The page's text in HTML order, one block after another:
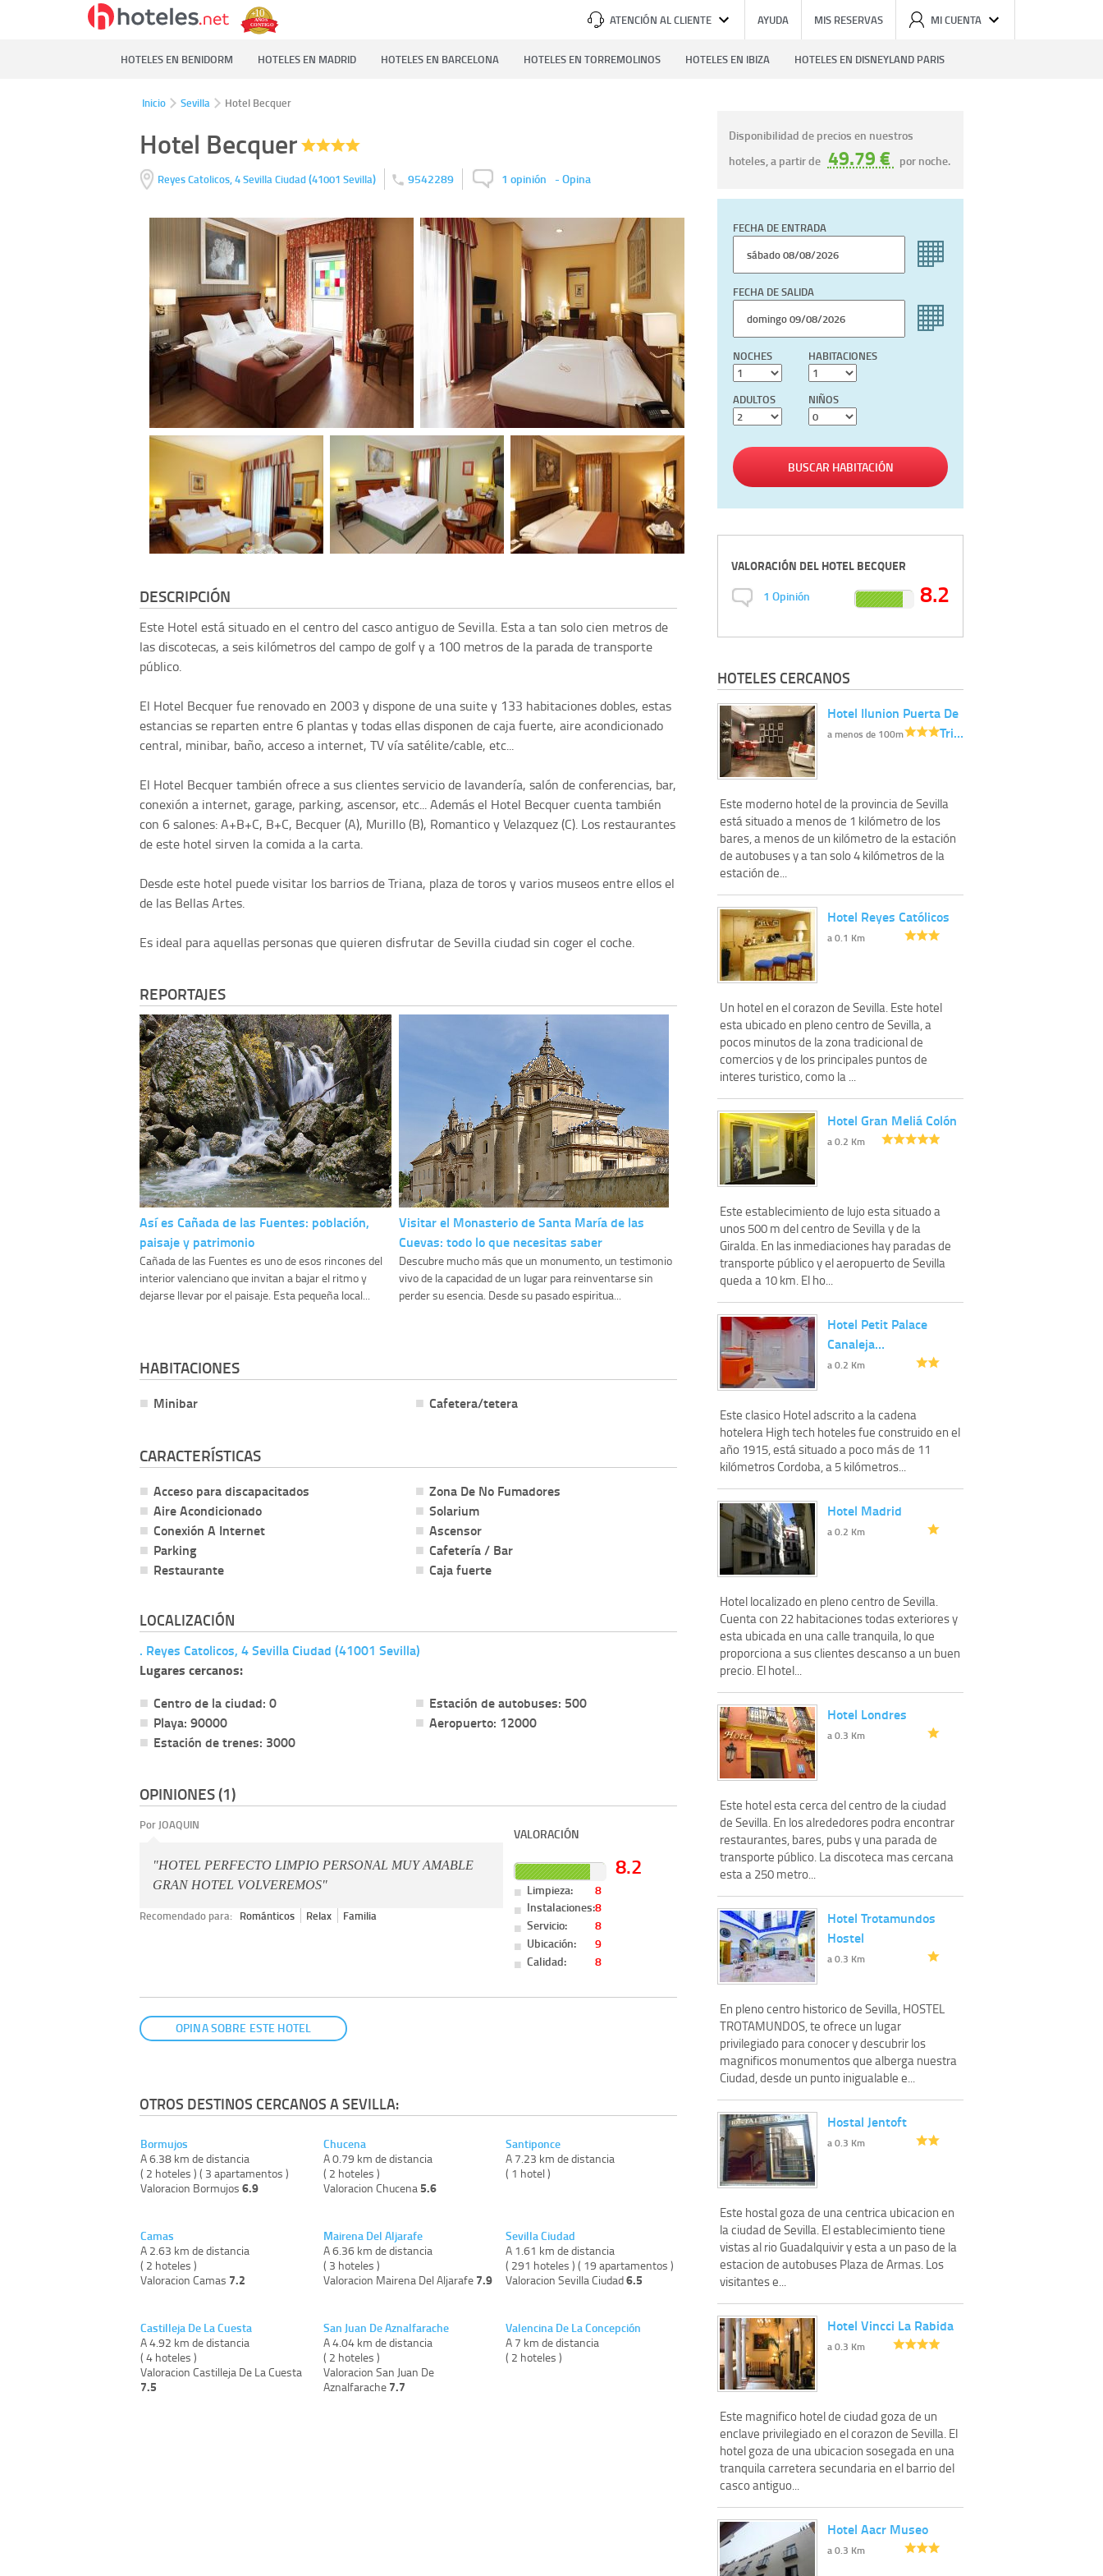
ATENCIÓN AL CLIENTE AYUDA MIS RESERVAS MI CUENTA
HOTELES EN BENIDORM HOTELES EN MADRID HOTELES EN BARCELONA HOTELES EN TORREMOLINOS HOTELES EN IBIZA HOTELES EN DISNEYLAND PARIS
Inicio Sevilla Hotel Becquer
Hotel Becquer
Reyes Catolicos, 4Sevilla Ciudad(41001 Sevilla) 9542289 1 opinión -Opina
DESCRIPCIÓN
Este Hotel está situado en el centro del casco antiguo de Sevilla. Esta a tan solo cien metros de
las discotecas, a seis kilómetros del campo de golf y a 100 metros de la parada de transporte
público.
El Hotel Becquer fue renovado en 2003 y dispone de una suite y 133 habitaciones dobles, estas
estancias se reparten entre 6 plantas y todas ellas disponen de caja fuerte, aire acondicionado
central, minibar, baño, acceso a internet, TV vía satélite/cable, etc...
El Hotel Becquer también ofrece a sus clientes servicio de lavandería, salón de conferencias, bar,
conexión a internet, garage, parking, ascensor, etc... Además el Hotel Becquer cuenta también
con 6 salones: A+B+C, B+C, Becquer (A), Murillo (B), Romantico y Velazquez (C). Los restaurantes
de este hotel sirven la comida a la carta.
Desde este hotel puede visitar los barrios de Triana, plaza de toros y varios museos entre ellos el
de las Bellas Artes.
Es ideal para aquellas personas que quieren disfrutar de Sevilla ciudad sin coger el coche.
REPORTAJES
Así es Cañada de las Fuentes: población,
paisaje y patrimonio
Cañada de las Fuentes es uno de esos rincones del
interior valenciano que invitan a bajar el ritmo y
dejarse llevar por el paisaje. Esta pequeña local...
Visitar el Monasterio de Santa María de las
Cuevas: todo lo que necesitas saber
Descubre mucho más que un monumento, un testimonio
vivo de la capacidad de un lugar para reinventarse sin
perder su esencia. Desde su pasado espiritua...
HABITACIONES
Minibar Cafetera/tetera
CARACTERÍSTICAS
Acceso para discapacitados
Aire Acondicionado
Conexión A Internet
Parking
Restaurante
Zona De No Fumadores
Solarium
Ascensor
Cafetería / Bar
Caja fuerte
LOCALIZACIÓN
. Reyes Catolicos, 4 Sevilla Ciudad (41001 Sevilla)
Lugares cercanos:
Centro de la ciudad: 0
Playa: 90000
Estación de trenes: 3000
Estación de autobuses: 500
Aeropuerto: 12000
OPINIONES (1)
Por JOAQUIN
"HOTEL PERFECTO LIMPIO PERSONAL MUY AMABLE
GRAN HOTEL VOLVEREMOS"
Recomendado para: Románticos Relax Familia
VALORACIÓN
8.2
Limpieza:
8
Instalaciones:8
Servicio:
8
Ubicación:
9
Calidad:
8
OPINA SOBRE ESTE HOTEL
OTROS DESTINOS CERCANOS A SEVILLA:
Bormujos
A 6.38 km de distancia
( 2 hoteles ) ( 3 apartamentos )
Valoracion Bormujos 6.9
Camas
A 2.63 km de distancia
( 2 hoteles )
Valoracion Camas 7.2
Castilleja De La Cuesta
A 4.92 km de distancia
( 4 hoteles )
Valoracion Castilleja De La Cuesta
7.5
Chucena
A 0.79 km de distancia
( 2 hoteles )
Valoracion Chucena5.6
Mairena Del Aljarafe
A 6.36 km de distancia
( 3 hoteles )
Valoracion Mairena Del Aljarafe 7.9
San Juan De Aznalfarache
A 4.04 km de distancia
( 2 hoteles )
Valoracion San Juan De
Aznalfarache 7.7
Santiponce
A 7.23 km de distancia
( 1 hotel )
Sevilla Ciudad
A 1.61 km de distancia
( 291 hoteles ) ( 19 apartamentos )
Valoracion Sevilla Ciudad6.5
Valencina De La Concepción
A 7 km de distancia
( 2 hoteles )
Disponibilidad de precios en nuestros
hoteles, a partir de 49.79 € por noche.
FECHA DE ENTRADA
FECHA DE SALIDA
NOCHES HABITACIONES
ADULTOS NIÑOS
BUSCAR HABITACIÓN
VALORACIÓN DELHOTEL BECQUER
1 Opinión 8.2
HOTELES CERCANOS
Hotel Ilunion Puerta De
Tri…
a menos de 100m
Este moderno hotel de la provincia de Sevilla
está situado a menos de 1 kilómetro de los
bares, a menos de un kilómetro de la estación
de autobuses y a tan solo 4 kilómetros de la
estación de...
Hotel Reyes Católicos
a 0.1 Km
Un hotel en el corazon de Sevilla. Este hotel
esta ubicado en pleno centro de Sevilla, a
pocos minutos de la zona tradicional de
comercios y de los principales puntos de
interes turistico, como la ...
Hotel Gran Meliá Colón
a 0.2 Km
Este establecimiento de lujo esta situado a
unos 500 m del centro de Sevilla y de la
Giralda. En las inmediaciones hay paradas de
transporte público y el aeropuerto de Sevilla
queda a 10 km. El ho...
Hotel Petit Palace
Canaleja…
a 0.2 Km
Este clasico Hotel adscrito a la cadena
hotelera High tech hoteles fue construido en el
año 1915, está situado a poco más de 11
kilómetros Cordoba, a 5 kilómetros...
Hotel Madrid
a 0.2 Km
Hotel localizado en pleno centro de Sevilla.
Cuenta con 22 habitaciones todas exteriores y
esta ubicada en una calle tranquila, lo que
proporciona a sus clientes descanso a un buen
precio. El hotel...
Hotel Londres
a 0.3 Km
Este hotel esta cerca del centro de la ciudad
de Sevilla. En los alrededores podra encontrar
restaurantes, bares, pubs y una parada de
transporte público. La discoteca mas cercana
esta a 250 metro...
Hotel Trotamundos
Hostel
a 0.3 Km
En pleno centro historico de Sevilla, HOSTEL
TROTAMUNDOS, te ofrece un lugar
privilegiado para conocer y descubrir los
magnificos monumentos que alberga nuestra
Ciudad, desde un punto inigualable e...
Hostal Jentoft
a 0.3 Km
Este hostal goza de una centrica ubicacion en
la ciudad de Sevilla. El establecimiento tiene
vistas al rio Guadalquivir y esta a un paso de la
estacion de autobuses Plaza de Armas. Los
visitantes e...
Hotel Vincci La Rabida
a 0.3 Km
Este magnifico hotel de ciudad goza de un
enclave privilegiado en el corazon de Sevilla. El
hotel goza de una ubicacion sosegada en una
tranquila carretera secundaria en el barrio del
casco antiguo...
Hotel Aacr Museo
a 0.3 Km